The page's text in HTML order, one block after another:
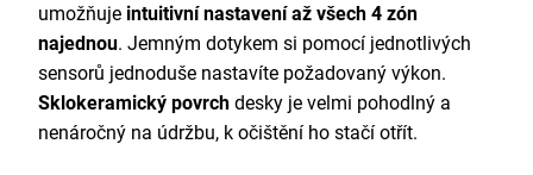
umožňuje intuitivní nastavení až všech 4 zón
najednou. Jemným dotykem si pomocí jednotlivých
sensorů jednoduše nastavíte požadovaný výkon.
Sklokeramický povrch desky je velmi pohodlný a
nenáročný na údržbu, k očištění ho stačí otřít.